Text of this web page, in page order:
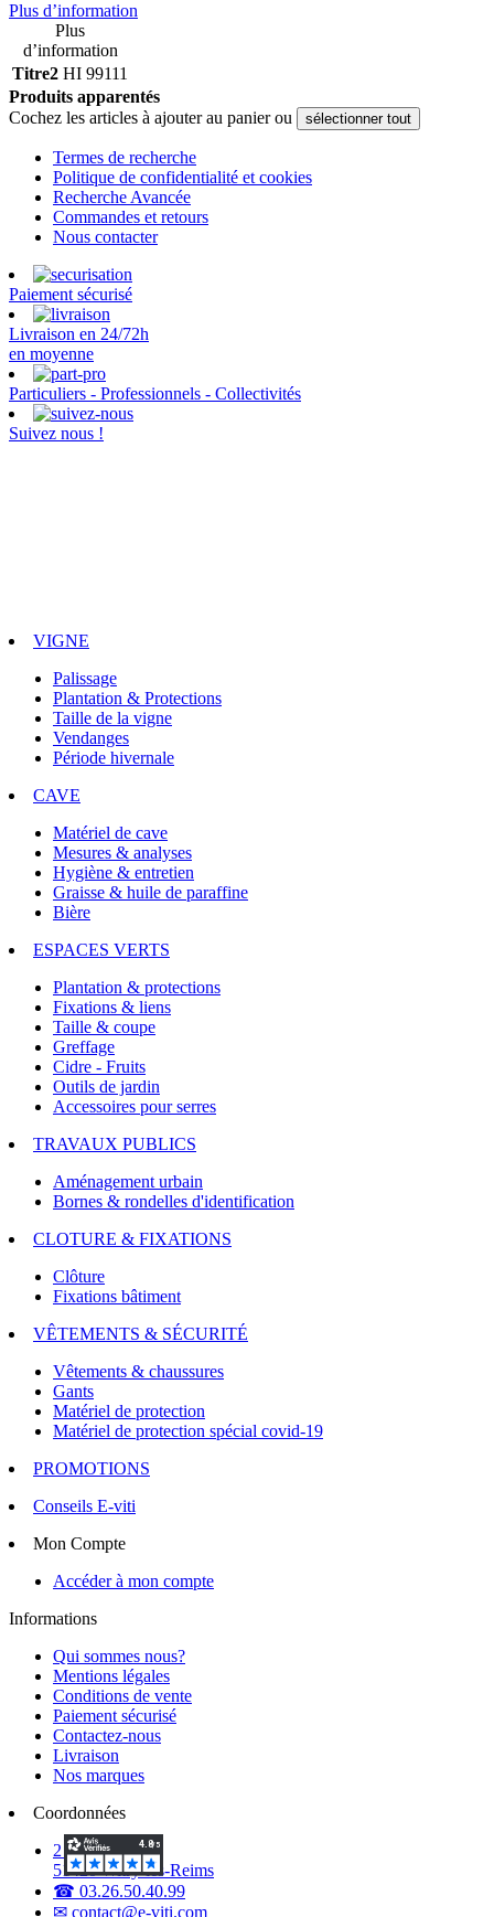
Plus d’information
Plus
d’information
Titre2 HI 99111
Produits apparentés
Cochez les articles à ajouter au panier ou
sélectionner tout
Termes de recherche
Politique de confidentialité et cookies
Recherche Avancée
Commandes et retours
Nous contacter
Paiement sécurisé
Livraison en 24/72h
en moyenne
Particuliers - Professionnels - Collectivités
Suivez nous !
VIGNE
Palissage
Plantation & Protections
Taille de la vigne
Vendanges
Période hivernale
CAVE
Matériel de cave
Mesures & analyses
Hygiène & entretien
Graisse & huile de paraffine
Bière
ESPACES VERTS
Plantation & protections
Fixations & liens
Taille & coupe
Greffage
Cidre - Fruits
Outils de jardin
Accessoires pour serres
TRAVAUX PUBLICS
Aménagement urbain
Bornes & rondelles d'identification
CLOTURE & FIXATIONS
Clôture
Fixations bâtiment
VÊTEMENTS & SÉCURITÉ
Vêtements & chaussures
Gants
Matériel de protection
Matériel de protection spécial covid-19
PROMOTIONS
Conseils E-viti
Mon Compte
Accéder à mon compte
Informations
Qui sommes nous?
Mentions légales
Conditions de vente
Paiement sécurisé
Contactez-nous
Livraison
Nos marques
Coordonnées
2 Voie d'Isles
51420 Witry-lès-Reims
☎ 03.26.50.40.99
✉ contact@e-viti.com